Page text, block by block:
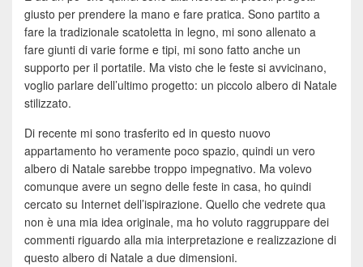
giusto per prendere la mano e fare pratica. Sono partito a
fare la tradizionale scatoletta in legno, mi sono allenato a
fare giunti di varie forme e tipi, mi sono fatto anche un
supporto per il portatile. Ma visto che le feste si avvicinano,
voglio parlare dell’ultimo progetto: un piccolo albero di Natale
stilizzato.
Di recente mi sono trasferito ed in questo nuovo
appartamento ho veramente poco spazio, quindi un vero
albero di Natale sarebbe troppo impegnativo. Ma volevo
comunque avere un segno delle feste in casa, ho quindi
cercato su Internet dell’ispirazione. Quello che vedrete qua
non è una mia idea originale, ma ho voluto raggruppare dei
commenti riguardo alla mia interpretazione e realizzazione di
questo albero di Natale a due dimensioni.